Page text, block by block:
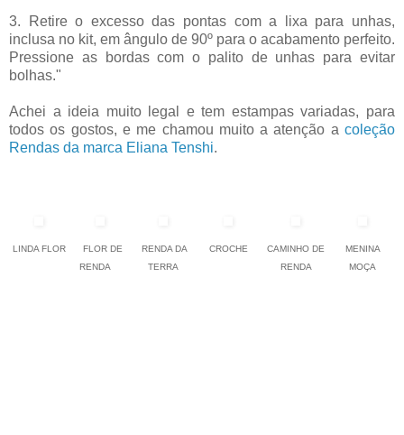
3. Retire o excesso das pontas com a lixa para unhas,
inclusa no kit, em ângulo de 90º para o acabamento perfeito.
Pressione as bordas com o palito de unhas para evitar
bolhas."
Achei a ideia muito legal e tem estampas variadas, para
todos os gostos, e me chamou muito a atenção a coleção
Rendas da marca Eliana Tenshi.
LINDA FLOR
FLOR DE
RENDA
RENDA DA
TERRA
CROCHE
CAMINHO DE
RENDA
MENINA
MOÇA